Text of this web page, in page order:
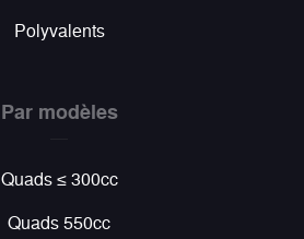
Polyvalents
Par modèles
Quads ≤ 300cc
Quads 550cc